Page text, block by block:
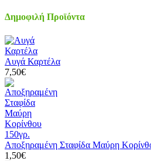
Δημοφιλή Προϊόντα
Αυγά Καρτέλα
7,50€
Αποξηραμένη Σταφίδα Μαύρη
1,50€